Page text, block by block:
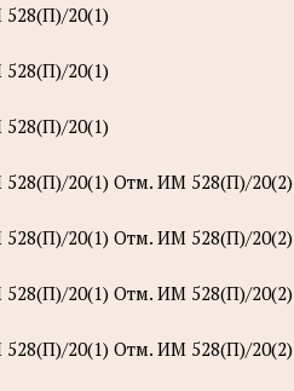
20(1)
20(1)
20(1)
20(1) Отм. ИМ 528(П)/20(2)
20(1) Отм. ИМ 528(П)/20(2)
20(1) Отм. ИМ 528(П)/20(2)
20(1) Отм. ИМ 528(П)/20(2)